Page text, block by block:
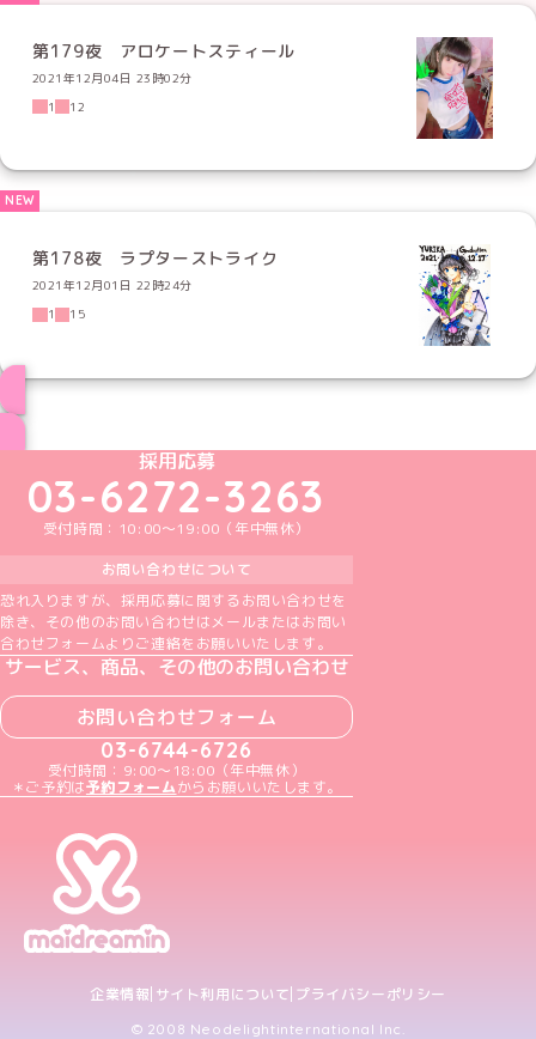
第179夜 アロケートスティール
2021年12月04日 23時02分
1
12
第178夜 ラプターストライク
2021年12月01日 22時24分
1
15
めいどりーみんTikTok公式アカウント
めいどりーみんX公式アカウント
めいどりーみんInstagram公式アカウント
めいどりーみんFacebook公式アカウン
めいどりーみんYouTube公式アカ
採用応募
03-6272-3263
受付時間：10:00～19:00（年中無休）
お問い合わせについて
恐れ入りますが、採用応募に関するお問い合わせを
除き、その他のお問い合わせはメールまたはお問い
合わせフォームよりご連絡をお願いいたします。
サービス、商品、その他のお問い合わせ
お問い合わせフォーム
03-6744-6726
受付時間：9:00～18:00（年中無休）
＊ご予約は予約フォームからお願いいたします。
企業情報 サイト利用について プライバシーポリシー
© 2008 Neodelightinternational Inc.